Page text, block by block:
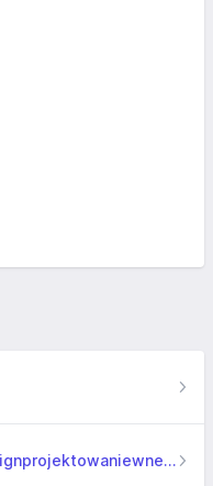
facebook.com/fusiondesignprojektowaniewnetrz